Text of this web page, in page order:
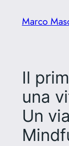
Marco
Il
una
Un